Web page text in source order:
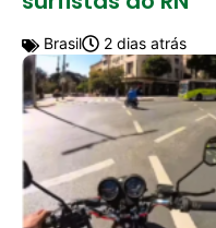
Brasil 2 dias atrás